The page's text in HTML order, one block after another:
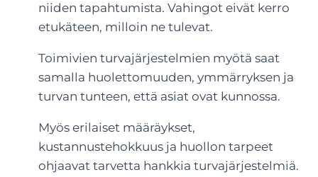
niiden tapahtumista. Vahingot eivät kerro
etukäteen, milloin ne tulevat.
Toimivien turvajärjestelmien myötä saat
samalla huolettomuuden, ymmärryksen ja
turvan tunteen, että asiat ovat kunnossa.
Myös erilaiset määräykset,
kustannustehokkuus ja huollon tarpeet
ohjaavat tarvetta hankkia turvajärjestelmiä.